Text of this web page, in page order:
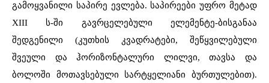
გამოყვანილი საპირე ევლება. საპირეები უფრო მეტად
XIII ს-ში გავრცელებული ელემენტე-ბისგანაა
შედგენილი (კუთხის კვადრატები, შეწყვილებული
შვეული და ჰორიზონტალური ლილვი, თავსა და
ბოლოში მოთავსებული სარტყელიანი ბურთულებით).